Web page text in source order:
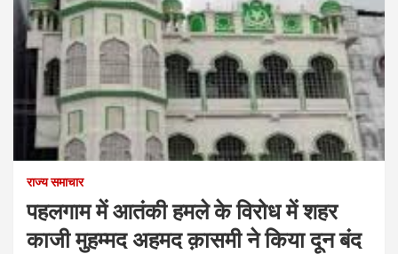
राज्य समाचार
पहलगाम में आतंकी हमले के विरोध में शहर
काजी मुहम्मद अहमद क़ासमी ने किया दून बंद